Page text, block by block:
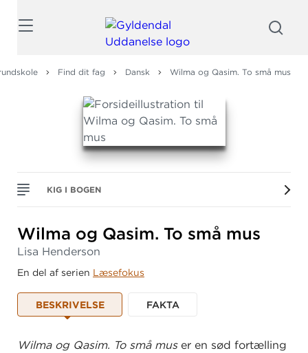
Find dit fag Dansk Wilma og Qasim. To små mus
KIG I BOGEN
Wilma og Qasim. To små mus
Lisa Henderson
En del af serien Læsefokus
BESKRIVELSE FAKTA
Wilma og Qasim. To små mus er en sød fortælling